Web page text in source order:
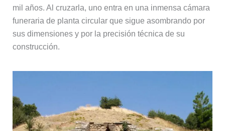
mil años. Al cruzarla, uno entra en una inmensa cámara
funeraria de planta circular que sigue asombrando por
sus dimensiones y por la precisión técnica de su
construcción.